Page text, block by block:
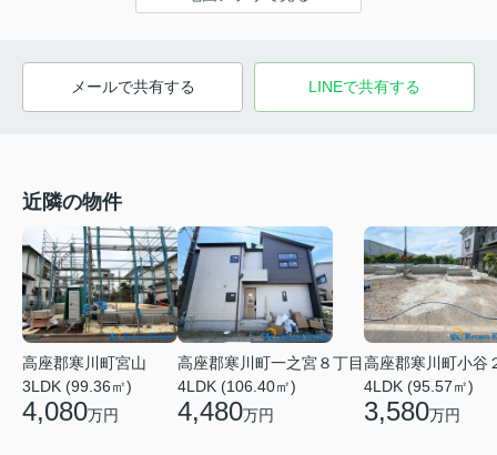
メールで共有する LINEで共有する
近隣の物件
高座郡寒川町宮山
3LDK (99.36㎡)
4,080万円
高座郡寒川町一之宮８丁目
4LDK (106.40㎡)
4,480万円
高座郡寒川町小谷
4LDK (95.57㎡)
3,580万円